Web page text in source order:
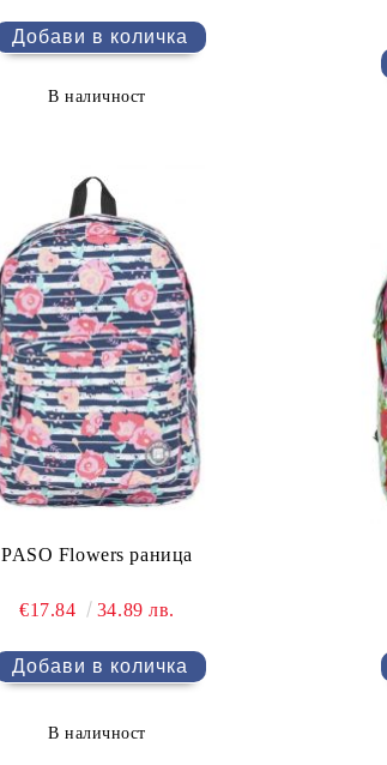
В наличност
PASO Flowers раница
€17.84 34.89 лв.
В наличност